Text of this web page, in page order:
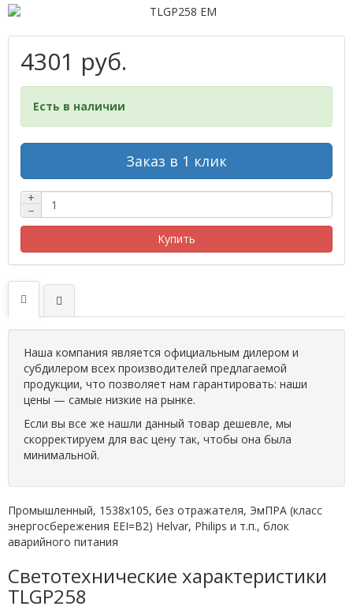
4301 руб.
Есть в наличии
Заказ в 1 клик
+
−
Купить
Наша компания является официальным дилером и
субдилером всех производителей предлагаемой
продукции, что позволяет нам гарантировать: наши
цены — самые низкие на рынке.
Если вы все же нашли данный товар дешевле, мы
скорректируем для вас цену так, чтобы она была
минимальной.
Промышленный, 1538х105, без отражателя, ЭмПРА (класс
энергосбережения EEI=B2) Helvar, Philips и т.п., блок
аварийного питания
Светотехнические характеристики
TLGP258